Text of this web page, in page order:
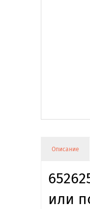
Описание
или